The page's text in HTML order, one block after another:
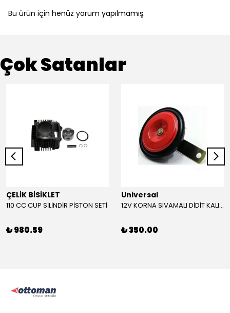
Bu ürün için henüz yorum yapılmamış.
Çok Satanlar
ÇELİK BİSİKLET
110 CC CUP SİLİNDİR PİSTON SETİ
₺ 980.59
Universal
12V KORNA SIVAMALI DİDİT KALIN SESLİ (KIRMIZI)
₺ 350.00